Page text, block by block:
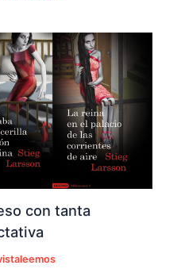
con tanta